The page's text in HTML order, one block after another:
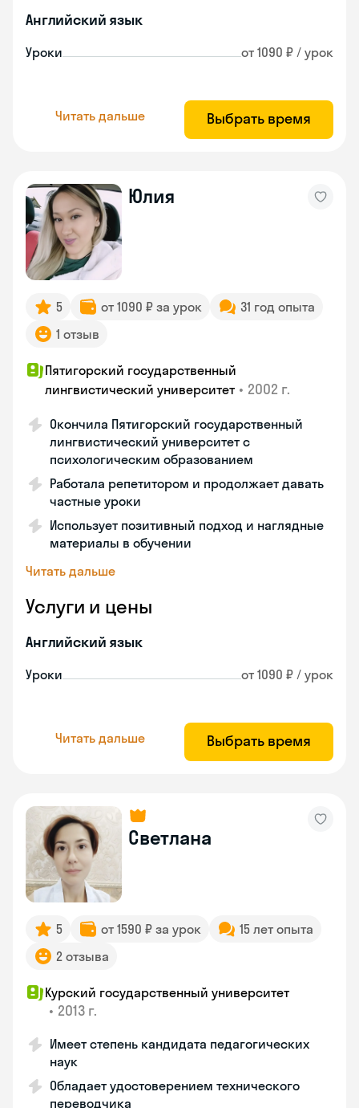
Английский язык
Уроки от 1090 ₽ / урок
Читать дальше Выбрать время
Юлия
5 от 1090 ₽ за урок
31 год опыта
1 отзыв
Пятигорский государственный
лингвистический университет • 2002 г.
Окончила Пятигорский государственный
лингвистический университет с
психологическим образованием
Работала репетитором и продолжает давать
частные уроки
Использует позитивный подход и наглядные
материалы в обучении
Читать дальше
Услуги и цены
Английский язык
Уроки от 1090 ₽ / урок
Читать дальше Выбрать время
Светлана
5 от 1590 ₽ за урок
15 лет опыта
2 отзыва
Курский государственный университет
• 2013 г.
Имеет степень кандидата педагогических
наук
Обладает удостоверением технического
переводчика